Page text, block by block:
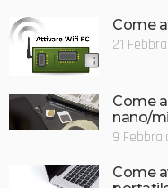
Come
21
Come
nano/
9
Come